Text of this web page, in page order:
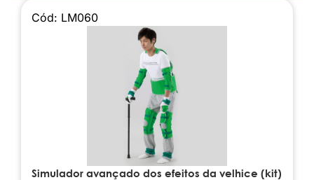
Cód: LM060
Simulador avançado dos efeitos da velhice (kit)